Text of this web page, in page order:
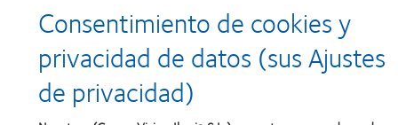
Política de privacidad
Aviso Legal
Aviso de cookies
Condiciones del servicio
Consentimiento de cookies y
privacidad de datos (sus Ajustes
de privacidad)